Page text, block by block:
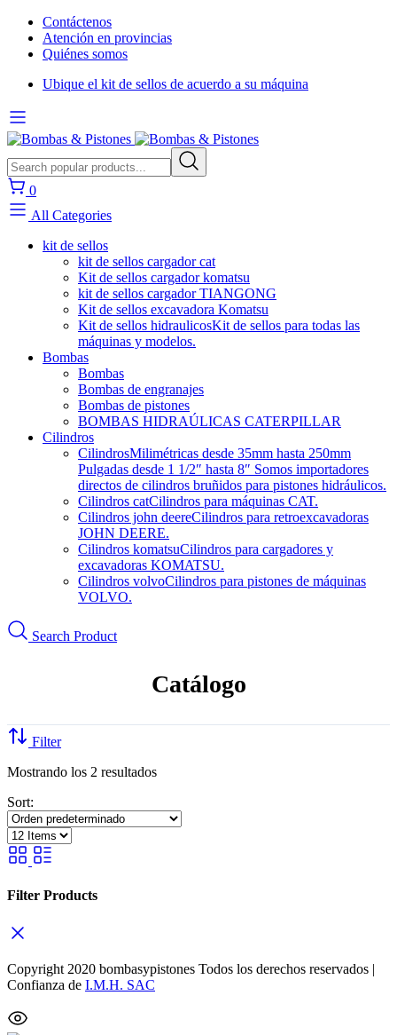
Contáctenos
Atención en provincias
Quiénes somos
Ubique el kit de sellos de acuerdo a su máquina
0
All Categories
kit de sellos
kit de sellos cargador cat
Kit de sellos cargador komatsu
kit de sellos cargador TIANGONG
Kit de sellos excavadora Komatsu
Kit de sellos hidraulicosKit de sellos para todas las
máquinas y modelos.
Bombas
Bombas
Bombas de engranajes
Bombas de pistones
BOMBAS HIDRAÚLICAS CATERPILLAR
Cilindros
CilindrosMilimétricas desde 35mm hasta 250mm
Pulgadas desde 1 1/2″ hasta 8″ Somos importadores
directos de cilindros bruñidos para pistones hidráulicos.
Cilindros catCilindros para máquinas CAT.
Cilindros john deereCilindros para retroexcavadoras
JOHN DEERE.
Cilindros komatsuCilindros para cargadores y
excavadoras KOMATSU.
Cilindros volvoCilindros para pistones de máquinas
VOLVO.
Search Product
Catálogo
Filter
Mostrando los 2 resultados
Sort:
Filter Products
Copyright 2020 bombasypistones Todos los derechos reservados |
Confianza de I.M.H. SAC